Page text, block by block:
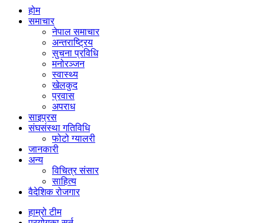
होम
समाचार
नेपाल समाचार
अन्तराष्ट्रिय
सुचना प्रविधि
मनोरञ्जन
स्वास्थ्य
खेलकुद
प्रवास
अपराध
साइप्रस
संघसंस्था गतिविधि
फोटो ग्यालरी
जानकारी
अन्य
विचित्र संसार
साहित्य
वैदेशिक रोजगार
हाम्रो टीम